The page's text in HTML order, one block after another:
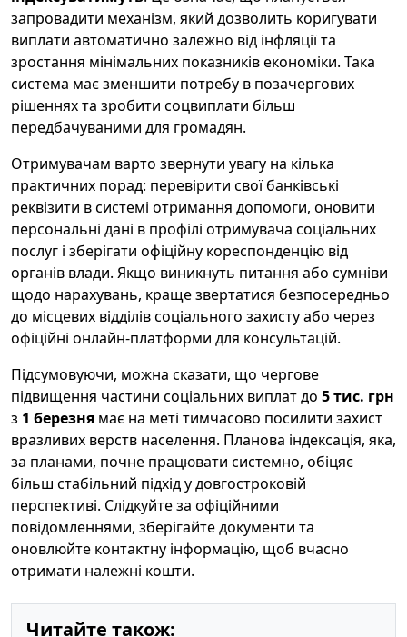
запровадити механізм, який дозволить коригувати
виплати автоматично залежно від інфляції та
зростання мінімальних показників економіки. Така
система має зменшити потребу в позачергових
рішеннях та зробити соцвиплати більш
передбачуваними для громадян.
Отримувачам варто звернути увагу на кілька
практичних порад: перевірити свої банківські
реквізити в системі отримання допомоги, оновити
персональні дані в профілі отримувача соціальних
послуг і зберігати офіційну кореспонденцію від
органів влади. Якщо виникнуть питання або сумніви
щодо нарахувань, краще звертатися безпосередньо
до місцевих відділів соціального захисту або через
офіційні онлайн-платформи для консультацій.
Підсумовуючи, можна сказати, що чергове
підвищення частини соціальних виплат до 5 тис. грн
з 1 березня має на меті тимчасово посилити захист
вразливих верств населення. Планова індексація, яка,
за планами, почне працювати системно, обіцяє
більш стабільний підхід у довгостроковій
перспективі. Слідкуйте за офіційними
повідомленнями, зберігайте документи та
оновлюйте контактну інформацію, щоб вчасно
отримати належні кошти.
Читайте також: